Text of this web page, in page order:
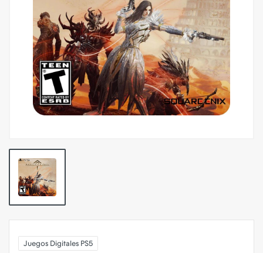
Juegos Digitales PS5